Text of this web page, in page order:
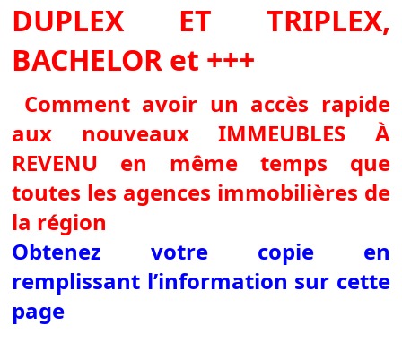
DUPLEX ET TRIPLEX,
BACHELOR et +++
Comment avoir un accès rapide
aux nouveaux IMMEUBLES À
REVENU en même temps que
toutes les agences immobilières de
la région
Obtenez votre copie en
remplissant l’information sur cette
page